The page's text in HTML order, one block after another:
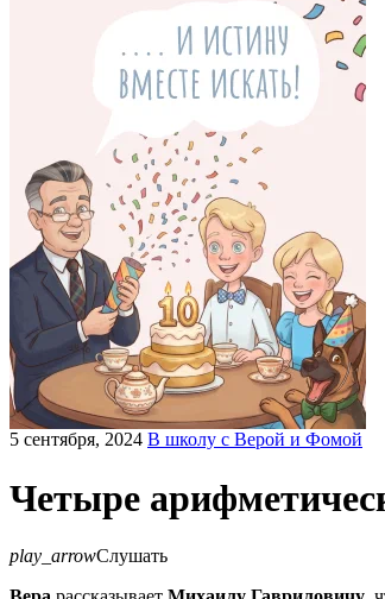
5 сентября, 2024 В школу с Верой и Фомой
Четыре
play_arrowСлушать